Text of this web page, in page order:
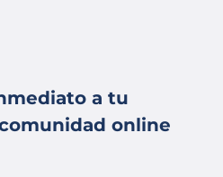
a tu
online